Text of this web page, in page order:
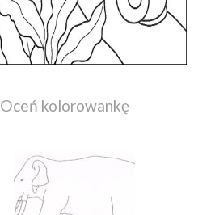
Oceń kolorowankę